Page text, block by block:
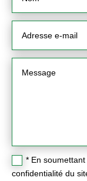
* En
confidentialité du